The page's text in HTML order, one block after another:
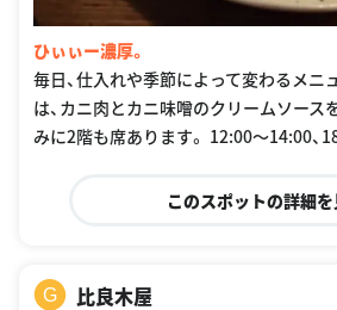
ひぃぃー濃厚。
毎日、仕入れや季節によって変わるメニ
は、カニ肉とカニ味噌のクリームソース
みに2階も席あります。 12:00〜14:00、
このスポットの詳細
G 比良木屋